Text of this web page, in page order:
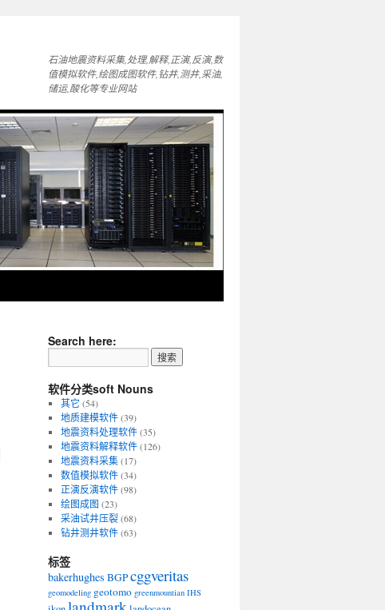
石油地震资料采集,处理,解释,正演,反演,数
值模拟软件,绘图成图软件,钻井,测井,采油,
储运,酸化等专业网站
Search here:
软件分类soft Nouns
其它 (54)
地质建模软件(39)
地震资料处理软件(35)
地震资料解释软件(126)
地震资料采集(17)
数值模拟软件(34)
正演反演软件(98)
绘图成图 (23)
采油试井压裂(68)
钻井测井软件(63)
标签
bakerhughes BGPcggveritas
geomodeling geotomo greenmountian IHS